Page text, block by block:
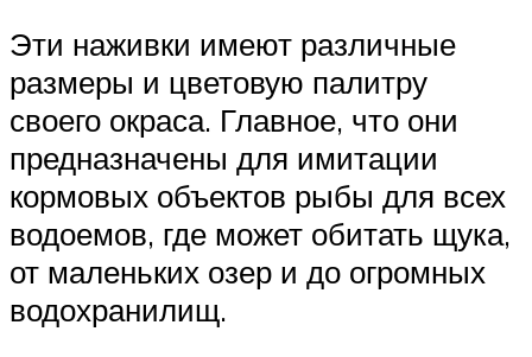
Эти наживки имеют различные
размеры и цветовую палитру
своего окраса. Главное, что они
предназначены для имитации
кормовых объектов рыбы для всех
водоемов, где может обитать щука,
от маленьких озер и до огромных
водохранилищ.